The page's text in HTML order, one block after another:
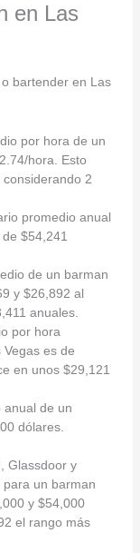
en Las
bartender en Las
por hora de un
hora. Esto
2
promedio anual
$54,241
de un barman
y $26,892 al
anuales.
por hora
es de
en unos $29,121
anual de un
dólares.
Glassdoor y
un barman
y $54,000
el rango más